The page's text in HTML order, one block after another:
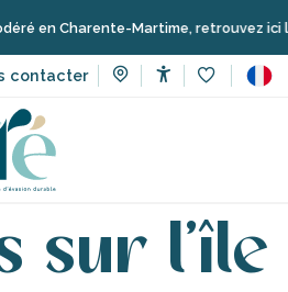
contacter
en Charente-Martime, retrouvez ici les
de Ré
sur l’île